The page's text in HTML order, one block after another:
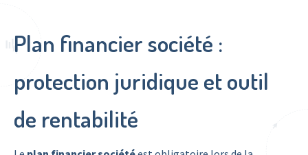
Plan financier société :
protection juridique et outil
de rentabilité